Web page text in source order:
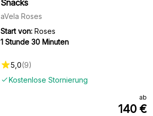
Snacks
aVela Roses
Start von: Roses
1 Stunde 30 Minuten
Kostenlose Stornierung
5,0(9)
ab
140 €